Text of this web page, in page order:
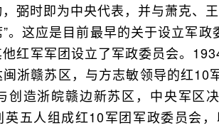
弼时即为中央代表，并与萧克、
。这应是目前最早的关于设立军
红军军团设立了军政委员会。
浙赣苏区，与方志敏领导的红10
创造浙皖赣边新苏区，中央军区
英五人组成红10军团军政委员会